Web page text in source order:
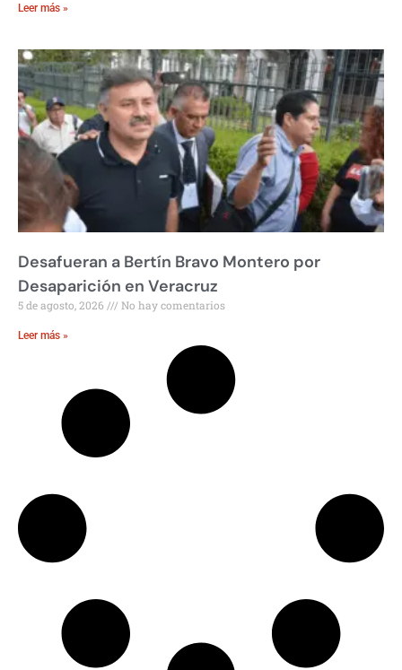
Leer más »
Desafueran a Bertín Bravo Montero por
Desaparición en Veracruz
5 de agosto, 2026 No hay comentarios
Leer más »